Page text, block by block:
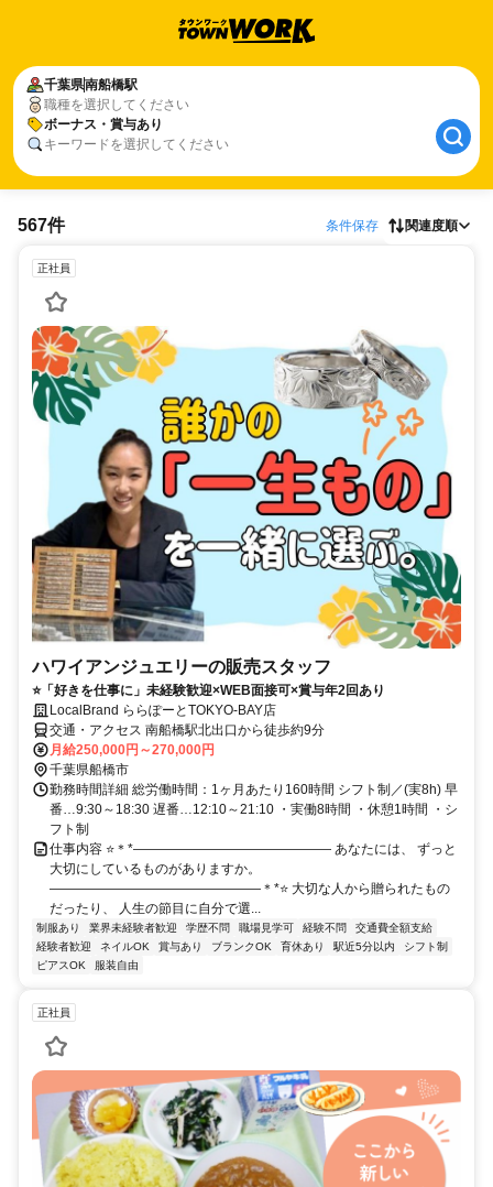
千葉県南船橋駅
職種を選択してください
ボーナス・賞与あり
キーワードを選択してください
567件 条件保存 関連度順
正社員
ハワイアンジュエリーの販売スタッフ
⭐「好きを仕事に」未経験歓迎×WEB面接可×賞与年2回あり
LocalBrand ららぽーとTOKYO-BAY店
交通・アクセス 南船橋駅北出口から徒歩約9分
月給250,000円～270,000円
千葉県船橋市
勤務時間詳細 総労働時間：1ヶ月あたり160時間 シフト制／(実8h) 早
番…9:30～18:30 遅番…12:10～21:10 ・実働8時間 ・休憩1時間 ・シ
フト制
仕事内容 ⭐＊*――――――――――――――― あなたには、 ずっと
大切にしているものがありますか。
――――――――――――――――＊*⭐ 大切な人から贈られたもの
だったり、 人生の節目に自分で選...
制服あり 業界未経験者歓迎 学歴不問 職場見学可 経験不問
交通費全額支給
経験者歓迎
ネイルOK 賞与あり ブランクOK 育休あり 駅近5分以内
シフト制
ピアスOK
服装自由
正社員